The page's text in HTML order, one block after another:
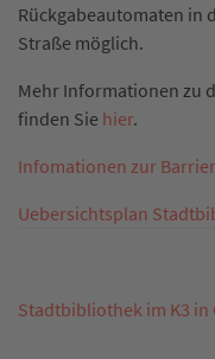
Rückgabeautomaten in
Straße möglich.
Mehr Informationen zu
finden Sie hier.
Infomationen zur
Uebersichtsplan
Stadtbibliothek im K3 in